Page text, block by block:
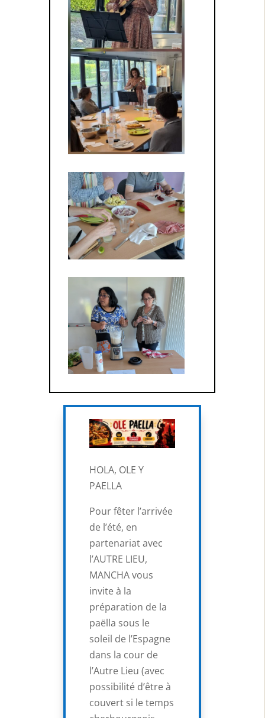
HOLA, OLE Y
PAELLA
Pour fêter l’arrivée
de l’été, en
partenariat avec
l’AUTRE LIEU,
MANCHA vous
invite à la
préparation de la
paëlla sous le
soleil de l’Espagne
dans la cour de
l’Autre Lieu (avec
possibilité d’être à
couvert si le temps